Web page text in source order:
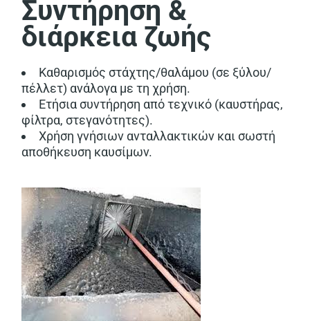
Συντήρηση &
διάρκεια ζωής
Καθαρισμός στάχτης/θαλάμου (σε ξύλου/
πέλλετ) ανάλογα με τη χρήση.
Ετήσια συντήρηση από τεχνικό (καυστήρας,
φίλτρα, στεγανότητες).
Χρήση γνήσιων ανταλλακτικών και σωστή
αποθήκευση καυσίμων.